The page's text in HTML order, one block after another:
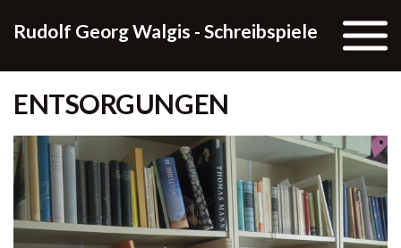
Rudolf Georg Walgis - Schreibspiele
ENTSORGUNGEN